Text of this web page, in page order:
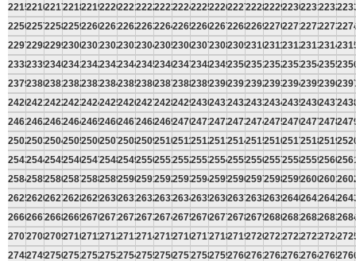
221522162217221822192220222122222223222422252226222722282229223022312232
225622572258225922602261226222632264226522662267226822692270227122722273
229722982299230023012302230323042305230623072308230923102311231223132314
233823392340234123422343234423452346234723482349235023512352235323542355
237923802381238223832384238523862387238823892390239123922393239423952396
242024212422242324242425242624272428242924302431243224332434243524362437
246124622463246424652466246724682469247024712472247324742475247624772478
250225032504250525062507250825092510251125122513251425152516251725182519
254325442545254625472548254925502551255225532554255525562557255825592560
258425852586258725882589259025912592259325942595259625972598259926002601
262526262627262826292630263126322633263426352636263726382639264026412642
266626672668266926702671267226732674267526762677267826792680268126822683
270727082709271027112712271327142715271627172718271927202721272227232724
274827492750275127522753275427552756275727582759276027612762276327642765